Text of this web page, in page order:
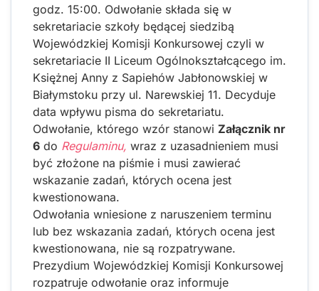
godz. 15:00. Odwołanie składa się w
sekretariacie szkoły będącej siedzibą
Wojewódzkiej Komisji Konkursowej czyli w
sekretariacie II Liceum Ogólnokształcącego im.
Księżnej Anny z Sapiehów Jabłonowskiej w
Białymstoku przy ul. Narewskiej 11. Decyduje
data wpływu pisma do sekretariatu.
Odwołanie, którego wzór stanowi Załącznik nr
6 do Regulaminu, wraz z uzasadnieniem musi
być złożone na piśmie i musi zawierać
wskazanie zadań, których ocena jest
kwestionowana.
Odwołania wniesione z naruszeniem terminu
lub bez wskazania zadań, których ocena jest
kwestionowana, nie są rozpatrywane.
Prezydium Wojewódzkiej Komisji Konkursowej
rozpatruje odwołanie oraz informuje